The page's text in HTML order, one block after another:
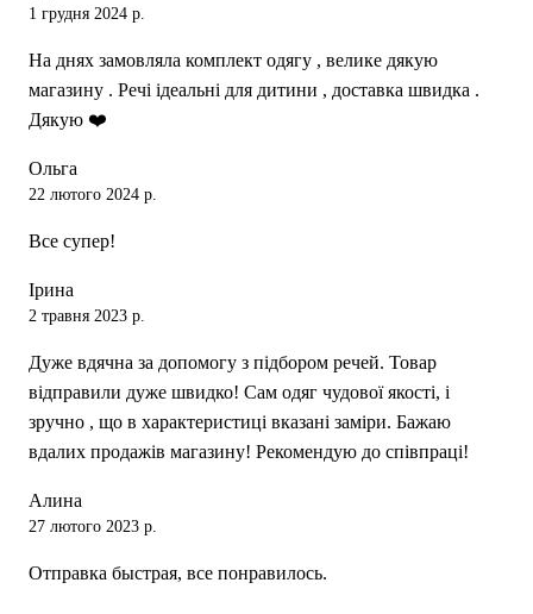
1 грудня 2024 р.
На днях замовляла комплект одягу , велике дякую
магазину . Речі ідеальні для дитини , доставка швидка .
Дякую ❤️
Ольга
22 лютого 2024 р.
Все супер!
Ірина
2 травня 2023 р.
Дуже вдячна за допомогу з підбором речей. Товар
відправили дуже швидко! Сам одяг чудової якості, і
зручно , що в характеристиці вказані заміри. Бажаю
вдалих продажів магазину! Рекомендую до співпраці!
Алина
27 лютого 2023 р.
Отправка быстрая, все понравилось.